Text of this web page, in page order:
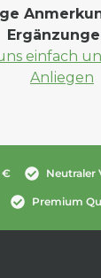
einfach
Anliegen
€ Neutraler
Premium